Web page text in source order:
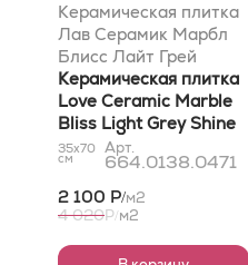
Керамическая плитка
Лав Серамик Марбл
Блисс Лайт Грей
Шайн 35x70
Керамическая плитка
Love Ceramic Marble
Bliss Light Grey Shine
35x70
35x70
см
Арт.
664.0138.0471
2 100 Р/м2
4 020Р/м2